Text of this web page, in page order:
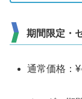
期間限定・
通常価格：